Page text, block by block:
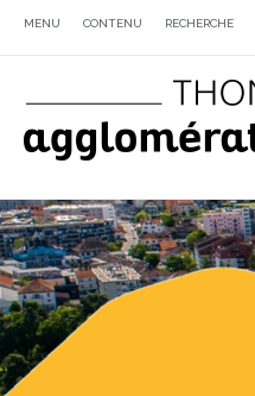
MENU CONTENU RECHERCHE